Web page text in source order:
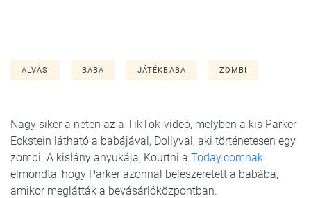
ALVÁS BABA JÁTÉKBABA ZOMBI
Nagy siker a neten az a TikTok-videó, melyben a kis Parker
Eckstein látható a babájával, Dollyval, aki történetesen egy
zombi. A kislány anyukája, Kourtni a Today.comnak
elmondta, hogy Parker azonnal beleszeretett a babába,
amikor meglátták a bevásárlóközpontban.